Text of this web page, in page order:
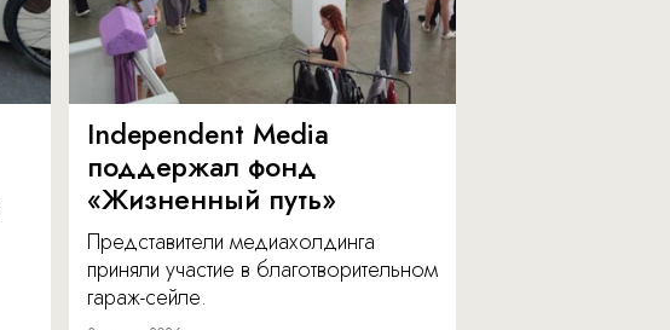
Independent Media
поддержал фонд
«Жизненный путь»
Представители медиахолдинга
приняли участие в благотворительном
гараж-сейле.